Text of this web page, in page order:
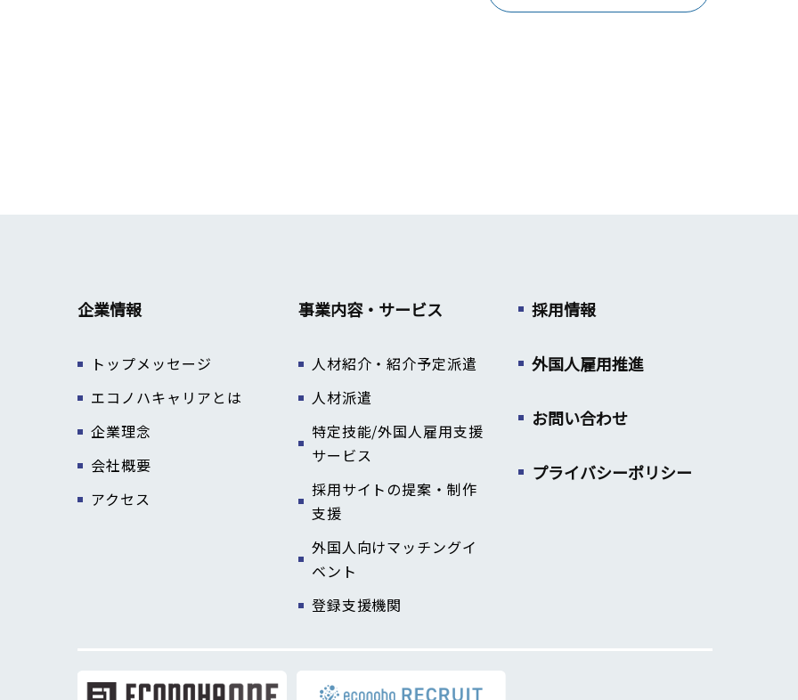
企業情報
トップメッセージ
エコノハキャリアとは
企業理念
会社概要
アクセス
事業内容・サービス
人材紹介・紹介予定派遣
人材派遣
特定技能/外国人雇用支援
サービス
採用サイトの提案・制作
支援
外国人向けマッチングイ
ベント
登録支援機関
採用情報
外国人雇用推進
お問い合わせ
プライバシーポリシー